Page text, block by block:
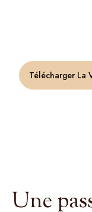
Télécharger La
Une